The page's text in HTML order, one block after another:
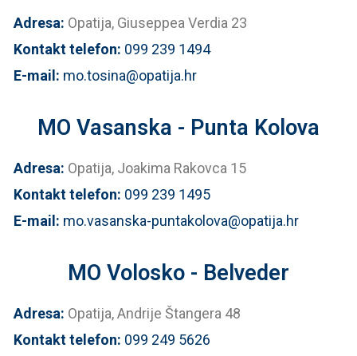
Adresa: Opatija, Giuseppea Verdia 23
Kontakt telefon: 099 239 1494
E-mail: mo.tosina@opatija.hr
MO Vasanska - Punta Kolova
Adresa: Opatija, Joakima Rakovca 15
Kontakt telefon: 099 239 1495
E-mail: mo.vasanska-puntakolova@opatija.hr
MO Volosko - Belveder
Adresa: Opatija, Andrije Štangera 48
Kontakt telefon: 099 249 5626